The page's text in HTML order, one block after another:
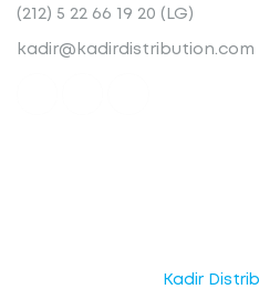
(212) 5 22 66 19 20 (LG)
kadir@kadirdistribution.com
Kadir